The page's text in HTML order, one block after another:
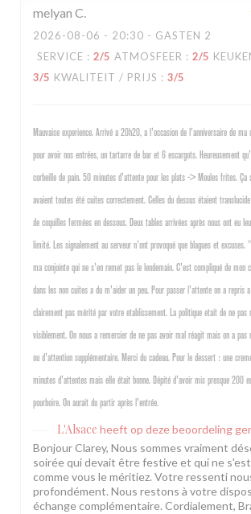
melyan C
2026-08-06 - 20:30 - GASTEN 2
SERVICE : 2/5 ATMOSFEER : 2/5
3/5 KWALITEIT / PRIJS : 3/5
Mauvaise experience. Arrivé a 20h20, a l'occasion de l'anniversaire de
pour avoir nos entrées, un tartarre de bar et 6 escargots. Heureusement
corbeille de pain. 50 minutes d'attente pour les plats -> Moules frites. Ça
avaient toutes été cuites correctement. Celles du dessus étaient
de coquilles fermées en dessous. Deux tables arrivées après nous ont eu
limité. Les signalement au serveur n'ont provoqué que blagues et
ma conjointe qui ne s'en remet pas le lendemain. C'est compliqué de mon
dans les non cuites a du m'aider un peu. Pour passer l'attente on a repris
clairement pas mérité par votre etablissement. La politique etait de ne pas
visiblement. On nous a remercier de ne pas avoir mal réagit mais on a pas
ou d'attention supplémentaire. Merci du cadeau. Pour le dessert : une
minutes d'attentes mais elle était bonne. Dépité d'avoir mis presque 200
pourboire. On aurait du partir après l'entrée.
L'Alsace heeft op deze beoordeling
Bonjour Clarey, Nous sommes vraiment
soirée qui devait être festive et qui ne
comme vous le méritiez. Votre ressenti
profondément. Nous restons à votre
échange complémentaire. Cordialement,